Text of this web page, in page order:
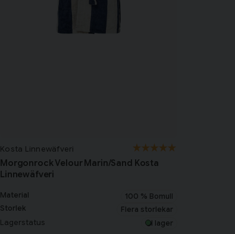
Kosta Linnewäfveri
Morgonrock Velour Marin/Sand Kosta
Linnewäfveri
Material
100 % Bomull
Storlek
Flera storlekar
Lagerstatus I lager